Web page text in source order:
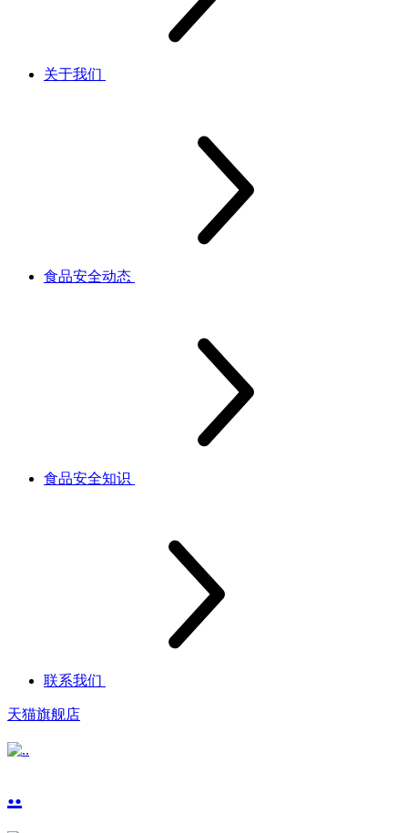
关于我们
食品安全动态
食品安全知识
联系我们
天猫旗舰店
..